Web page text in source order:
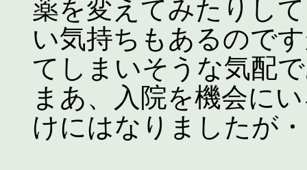
薬を変えてみたりし
い気持ちもあるので
てしまいそうな気配
まあ、入院を機会に
けにはなりましたが